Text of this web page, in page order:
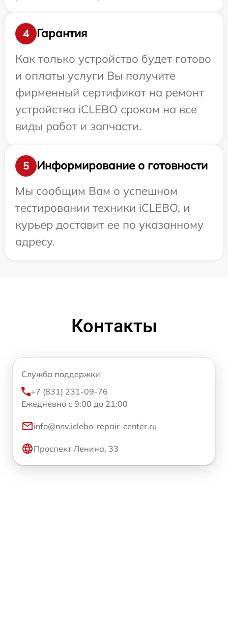
4
Гарантия
Как только устройство будет готово
и оплаты услуги Вы получите
фирменный сертификат на ремонт
устройства iCLEBO сроком на все
виды работ и запчасти.
5
Информирование о готовности
Мы сообщим Вам о успешном
тестировании техники iCLEBO, и
курьер доставит ее по указанному
адресу.
Контакты
Служба поддержки
+7 (831) 231-09-76
Ежедневно с 9:00 до 21:00
info@nnv.iclebo-repair-center.ru
Проспект Ленина, 33